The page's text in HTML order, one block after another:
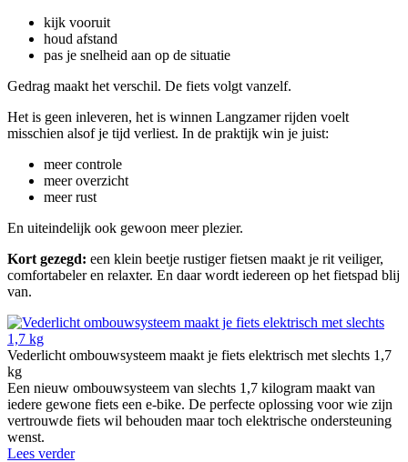
kijk vooruit
houd afstand
pas je snelheid aan op de situatie
Gedrag maakt het verschil. De fiets volgt vanzelf.
Het is geen inleveren, het is winnen Langzamer rijden voelt
misschien alsof je tijd verliest. In de praktijk win je juist:
meer controle
meer overzicht
meer rust
En uiteindelijk ook gewoon meer plezier.
Kort gezegd: een klein beetje rustiger fietsen maakt je rit veiliger,
comfortabeler en relaxter. En daar wordt iedereen op het fietspad blij
van.
Vederlicht ombouwsysteem maakt je fiets elektrisch met slechts 1,7
kg
Een nieuw ombouwsysteem van slechts 1,7 kilogram maakt van
iedere gewone fiets een e-bike. De perfecte oplossing voor wie zijn
vertrouwde fiets wil behouden maar toch elektrische ondersteuning
wenst.
Lees verder